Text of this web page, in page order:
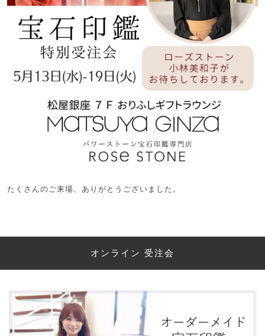
たくさんのご来場、ありがとうございました。
オンライン 受注会